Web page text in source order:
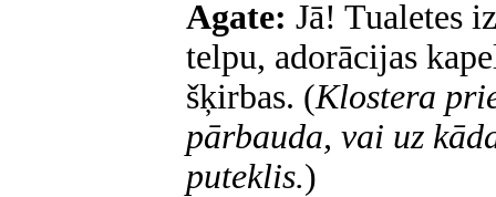
Agate: Jā! Tualetes
telpu, adorācijas
šķirbas. (Klostera
pārbauda, vai uz
puteklis.)